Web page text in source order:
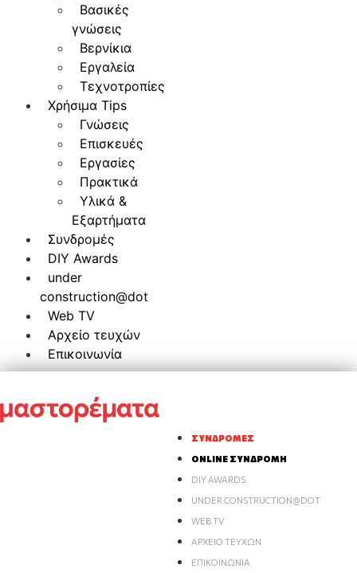
Βασικές
γνώσεις
Βερνίκια
Εργαλεία
Τεχνοτροπίες
Χρήσιμα Tips
Γνώσεις
Επισκευές
Εργασίες
Πρακτικά
Υλικά &
Εξαρτήματα
Συνδρομές
DIY Awards
under
construction@dot
Web TV
Αρχείο τευχών
Επικοινωνία
ΣΥΝΔΡΟΜΈΣ
ONLINE ΣΥΝΔΡΟΜΉ
DIY AWARDS
UNDER CONSTRUCTION@DOT
WEB TV
ΑΡΧΕΊΟ ΤΕΥΧΏΝ
ΕΠΙΚΟΙΝΩΝΊΑ